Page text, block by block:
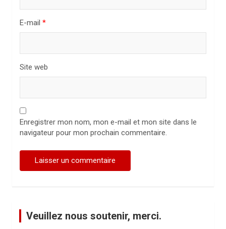
E-mail *
Site web
Enregistrer mon nom, mon e-mail et mon site dans le
navigateur pour mon prochain commentaire.
Veuillez nous soutenir, merci.